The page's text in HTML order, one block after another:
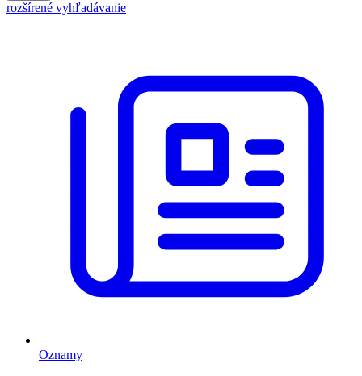
rozšírené vyhľadávanie
Oznamy